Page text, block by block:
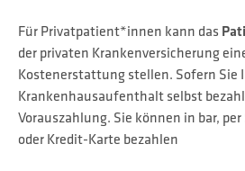
Für Privatpatient*innen kann das
der privaten Krankenversicherung
Kostenerstattung stellen. Sofern Sie
Krankenhausaufenthalt selbst
Vorauszahlung. Sie können in bar,
oder Kredit-Karte bezahlen